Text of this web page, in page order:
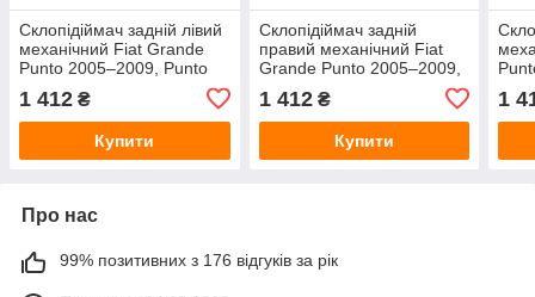
Склопідіймач задній лівий
механічний Fiat Grande
Punto 2005–2009, Punto
2012 з 2012 року
1 412 ₴
Купити
Склопідіймач задній
правий механічний Fiat
Grande Punto 2005–2009,
Punto з 2012
1 412₴
Купити
1
Про нас
99% позитивних з 176 відгуків за рік